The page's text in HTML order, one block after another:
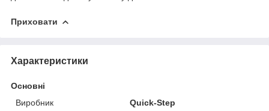
Приховати
Характеристики
Основні
Виробник
Quick-Step